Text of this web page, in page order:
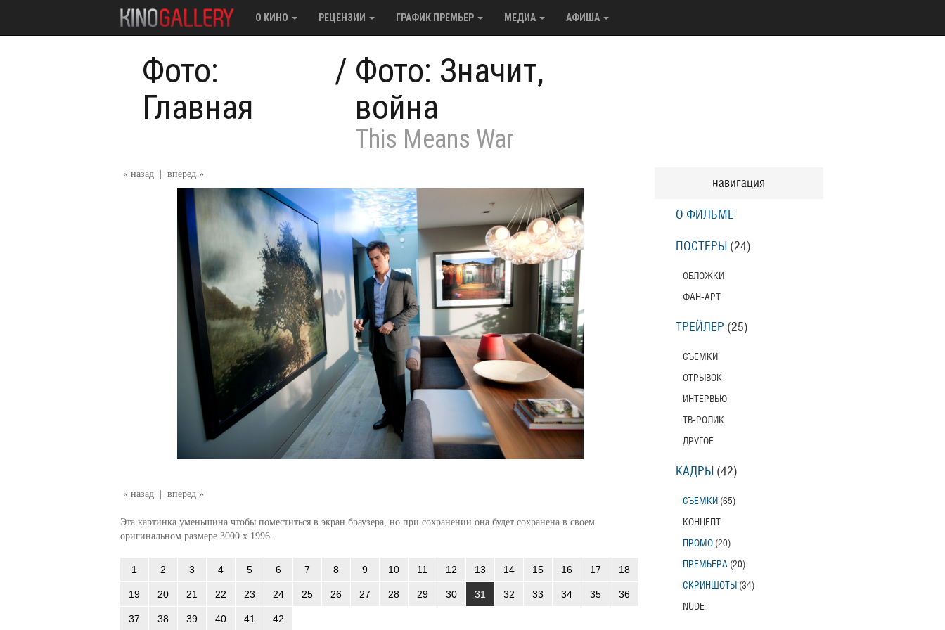
О КИНО РЕЦЕНЗИИ ГРАФИК ПРЕМЬЕР МЕДИА АФИША
Фото:
Главная
/ Фото: Значит,
война
This Means War
« назад вперед »
« назад | вперед »
Эта картинка уменьшина чтобы поместиться в экран браузера, но при сохранении она будет сохранена в своем
оригинальном размере 3000 x 1996.
1 2 3 4 5 6 7 8 9 10 11 12 13 14 15 16 17 18
19 20 21 22 23 24 25 26 27 28 29 30 31 32 33 34 35 36
37 38 39 40 41 42
навигация
О ФИЛЬМЕ
ПОСТЕРЫ (24)
ОБЛОЖКИ
ФАН-АРТ
ТРЕЙЛЕР (25)
СЪЕМКИ
ОТРЫВОК
ИНТЕРВЬЮ
ТВ-РОЛИК
ДРУГОЕ
КАДРЫ (42)
СЪЕМКИ (65)
КОНЦЕПТ
ПРОМО (20)
ПРЕМЬЕРА (20)
СКРИНШОТЫ (34)
NUDE